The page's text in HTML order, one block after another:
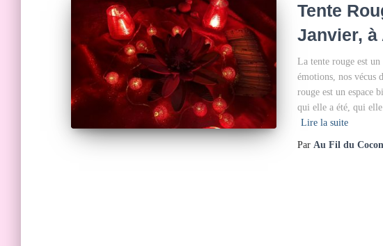
Tente
Janvier, à
La tente rouge est
émotions, nos vécus
rouge est un espace
qui elle a été, qui elle
Lire la suite
Par Au Fil du Cocon